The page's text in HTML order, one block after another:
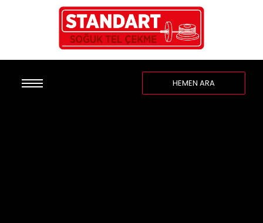
HEMEN ARA